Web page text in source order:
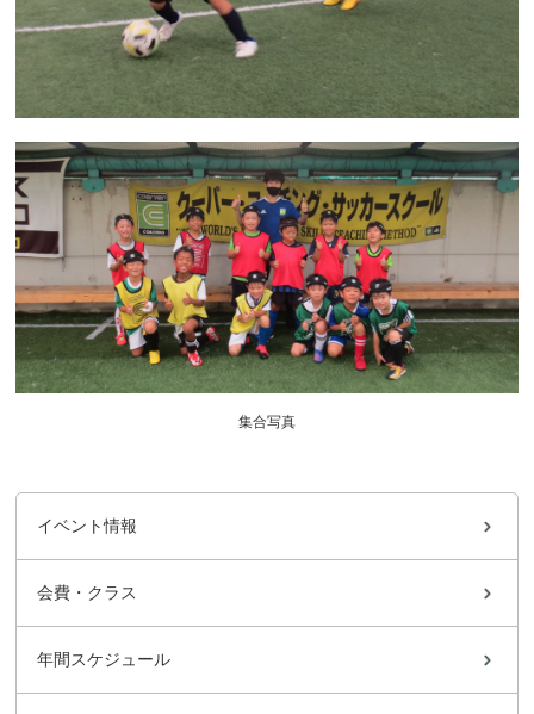
集合写真
イベント情報
会費・クラス
年間スケジュール